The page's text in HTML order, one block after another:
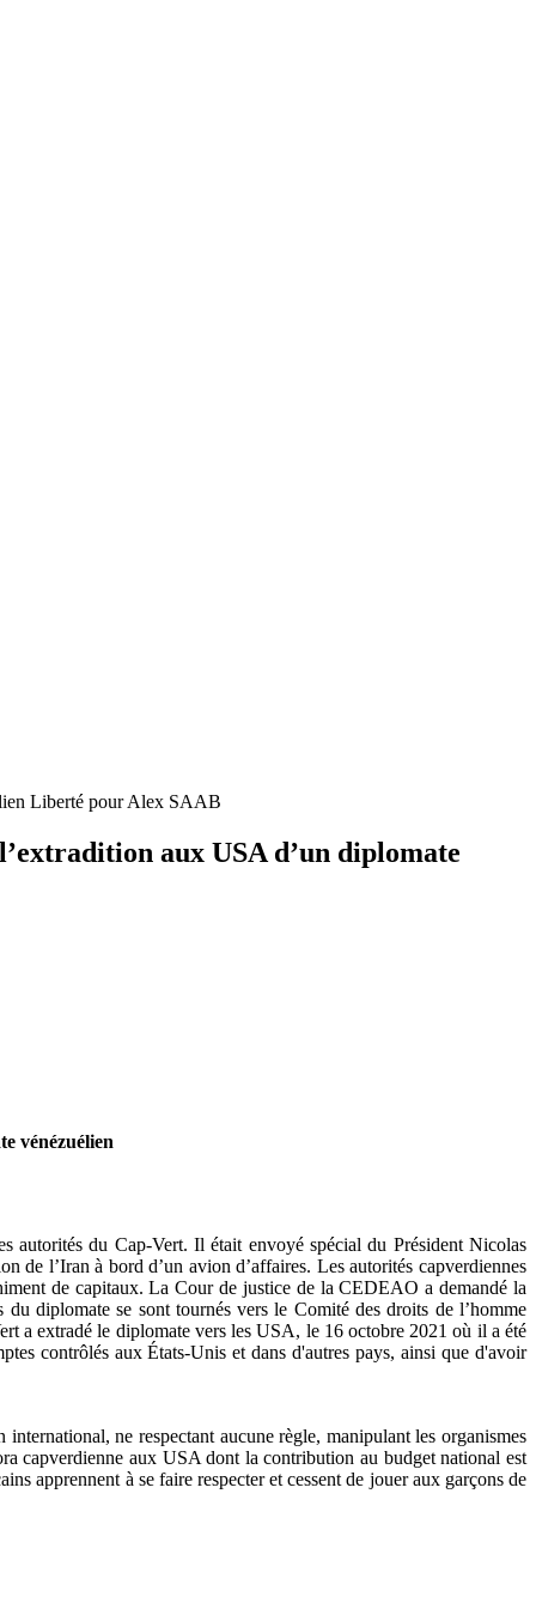
Liberté pour Alex SAAB
aux USA d’un diplomate
vénézuélien
du Cap-Vert. Il était envoyé spécial du Président Nicolas
l’Iran à bord d’un avion d’affaires. Les autorités capverdiennes
de capitaux. La Cour de justice de la CEDEAO a demandé la
diplomate se sont tournés vers le Comité des droits de l’homme
a extradé le diplomate vers les USA, le 16 octobre 2021 où il a été
contrôlés aux États-Unis et dans d'autres pays, ainsi que d'avoir
ne respectant aucune règle, manipulant les organismes
capverdienne aux USA dont la contribution au budget national est
apprennent à se faire respecter et cessent de jouer aux garçons de